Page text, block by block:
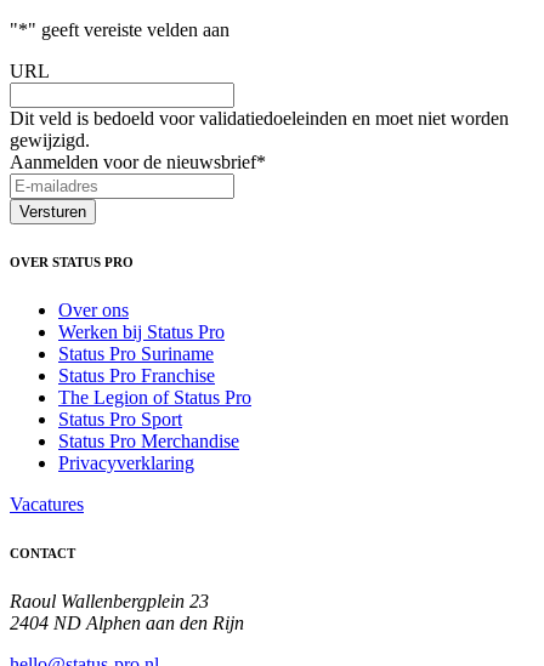
"*" geeft vereiste velden aan
URL
Dit veld is bedoeld voor validatiedoeleinden en moet niet worden
gewijzigd.
Aanmelden voor de nieuwsbrief*
OVER STATUS PRO
Over ons
Werken bij Status Pro
Status Pro Suriname
Status Pro Franchise
The Legion of Status Pro
Status Pro Sport
Status Pro Merchandise
Privacyverklaring
Vacatures
CONTACT
Raoul Wallenbergplein 23
2404 ND Alphen aan den Rijn